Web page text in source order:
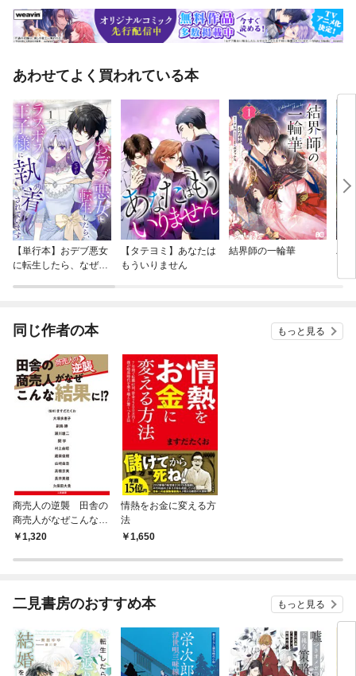
あわせてよく買われている本
【単行本】おデブ悪女
に転生したら、なぜか
【タテヨミ】あなたは
もういりません
結界師の一輪華
バ
今
同じ作者の本 もっと見る
商売人の逆襲 田舎の
商売人がなぜこんな結
果に！？
1,320
情熱をお金に変える方
法
1,650
二見書房のおすすめ本 もっと見る